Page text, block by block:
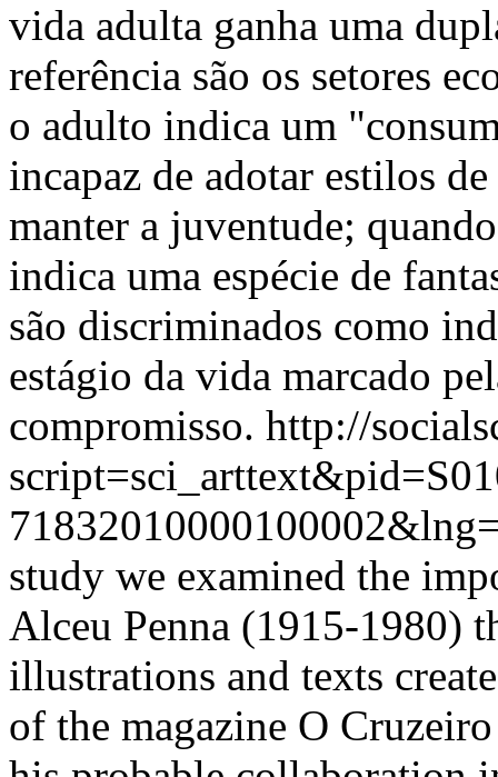
vida adulta ganha uma
referência são os setores
o adulto indica um
incapaz de adotar estilos
manter a juventude;
indica uma espécie de
são discriminados como
estágio da vida marcado
compromisso. http://
study we examined the
Alceu Penna (1915-1980)
illustrations and texts
of the magazine O